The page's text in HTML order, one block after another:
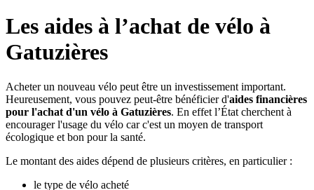
Les aides à l’achat de vélo à
Gatuzières
Acheter un nouveau vélo peut être un investissement important.
Heureusement, vous pouvez peut-être bénéficier d'aides financières
pour l'achat d'un vélo à Gatuzières. En effet l’État cherchent à
encourager l'usage du vélo car c'est un moyen de transport
écologique et bon pour la santé.
Le montant des aides dépend de plusieurs critères, en particulier :
le type de vélo acheté